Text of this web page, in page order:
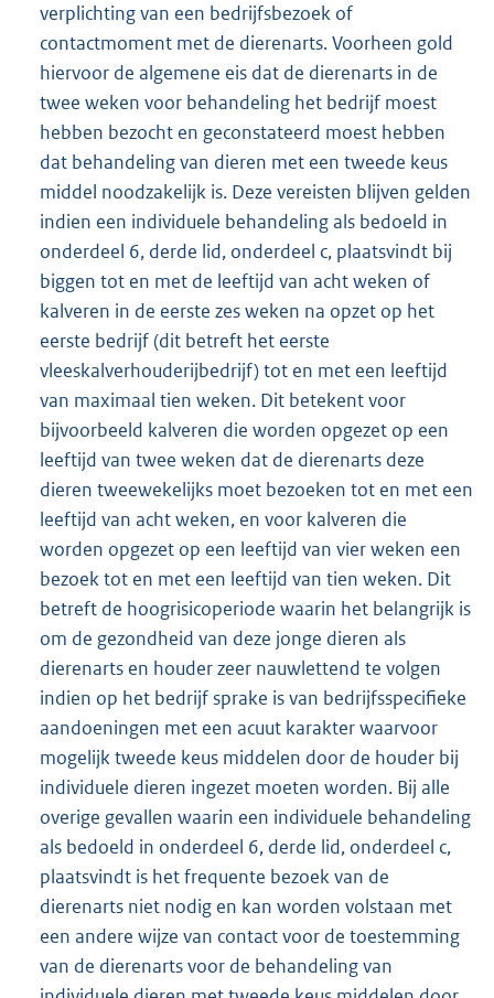
verplichting van een bedrijfsbezoek of
contactmoment met de dierenarts. Voorheen gold
hiervoor de algemene eis dat de dierenarts in de
twee weken voor behandeling het bedrijf moest
hebben bezocht en geconstateerd moest hebben
dat behandeling van dieren met een tweede keus
middel noodzakelijk is. Deze vereisten blijven gelden
indien een individuele behandeling als bedoeld in
onderdeel 6, derde lid, onderdeel c, plaatsvindt bij
biggen tot en met de leeftijd van acht weken of
kalveren in de eerste zes weken na opzet op het
eerste bedrijf (dit betreft het eerste
vleeskalverhouderijbedrijf) tot en met een leeftijd
van maximaal tien weken. Dit betekent voor
bijvoorbeeld kalveren die worden opgezet op een
leeftijd van twee weken dat de dierenarts deze
dieren tweewekelijks moet bezoeken tot en met een
leeftijd van acht weken, en voor kalveren die
worden opgezet op een leeftijd van vier weken een
bezoek tot en met een leeftijd van tien weken. Dit
betreft de hoogrisicoperiode waarin het belangrijk is
om de gezondheid van deze jonge dieren als
dierenarts en houder zeer nauwlettend te volgen
indien op het bedrijf sprake is van bedrijfsspecifieke
aandoeningen met een acuut karakter waarvoor
mogelijk tweede keus middelen door de houder bij
individuele dieren ingezet moeten worden. Bij alle
overige gevallen waarin een individuele behandeling
als bedoeld in onderdeel 6, derde lid, onderdeel c,
plaatsvindt is het frequente bezoek van de
dierenarts niet nodig en kan worden volstaan met
een andere wijze van contact voor de toestemming
van de dierenarts voor de behandeling van